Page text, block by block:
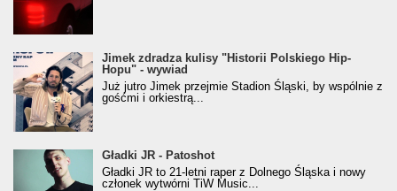
Jimek zdradza kulisy "Historii Polskiego Hip-
Hopu" - wywiad
Jimek zdradza kulisy "Historii Polskiego Hip-
Hopu" - wywiad
Już jutro Jimek przejmie Stadion Śląski, by wspólnie z
gośćmi i orkiestrą...
Gładki JR - Patoshot
Gładki JR - Patoshot
Gładki JR to 21-letni raper z Dolnego Śląska i nowy
członek wytwórni TiW Music...